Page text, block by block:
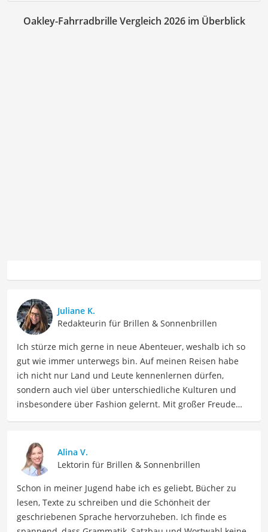
Oakley-Fahrradbrille Vergleich 2026 im Überblick
Juliane K.
Redakteurin für Brillen & Sonnenbrillen
Ich stürze mich gerne in neue Abenteuer, weshalb ich so
gut wie immer unterwegs bin. Auf meinen Reisen habe
ich nicht nur Land und Leute kennenlernen dürfen,
sondern auch viel über unterschiedliche Kulturen und
insbesondere über Fashion gelernt. Mit großer Freude
teilen. Meine Beiträge umfassen Modetrends,
Stylingtipps, Produktbewertungen und Modeinspirationen
für verschiedene Anlässe.
Der Oakley-Fahrradbrille-Vergleich ist aus unserer Sicht
besonders empfehlenswert fürFahrradfahrerund
Sportler.
Alina V.
Lektorin für Brillen & Sonnenbrillen
Schon in meiner Jugend habe ich es geliebt, Bücher zu
lesen, Texte zu schreiben und die Schönheit der
geschriebenen Sprache hervorzuheben. Ich finde es